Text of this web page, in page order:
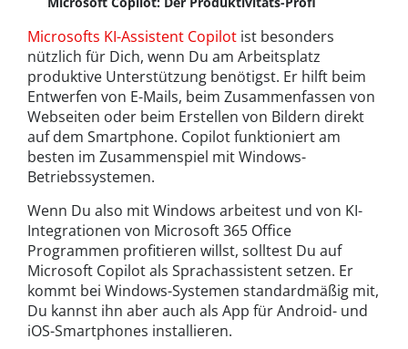
Microsofts KI-Assistent Copilot ist besonders
nützlich für Dich, wenn Du am Arbeitsplatz
produktive Unterstützung benötigst. Er hilft beim
Entwerfen von E-Mails, beim Zusammenfassen von
Webseiten oder beim Erstellen von Bildern direkt
auf dem Smartphone. Copilot funktioniert am
besten im Zusammenspiel mit Windows-
Betriebssystemen.
Wenn Du also mit Windows arbeitest und von KI-
Integrationen von Microsoft 365 Office
Programmen profitieren willst, solltest Du auf
Microsoft Copilot als Sprachassistent setzen. Er
kommt bei Windows-Systemen standardmäßig mit,
Du kannst ihn aber auch als App für Android- und
iOS-Smartphones installieren.